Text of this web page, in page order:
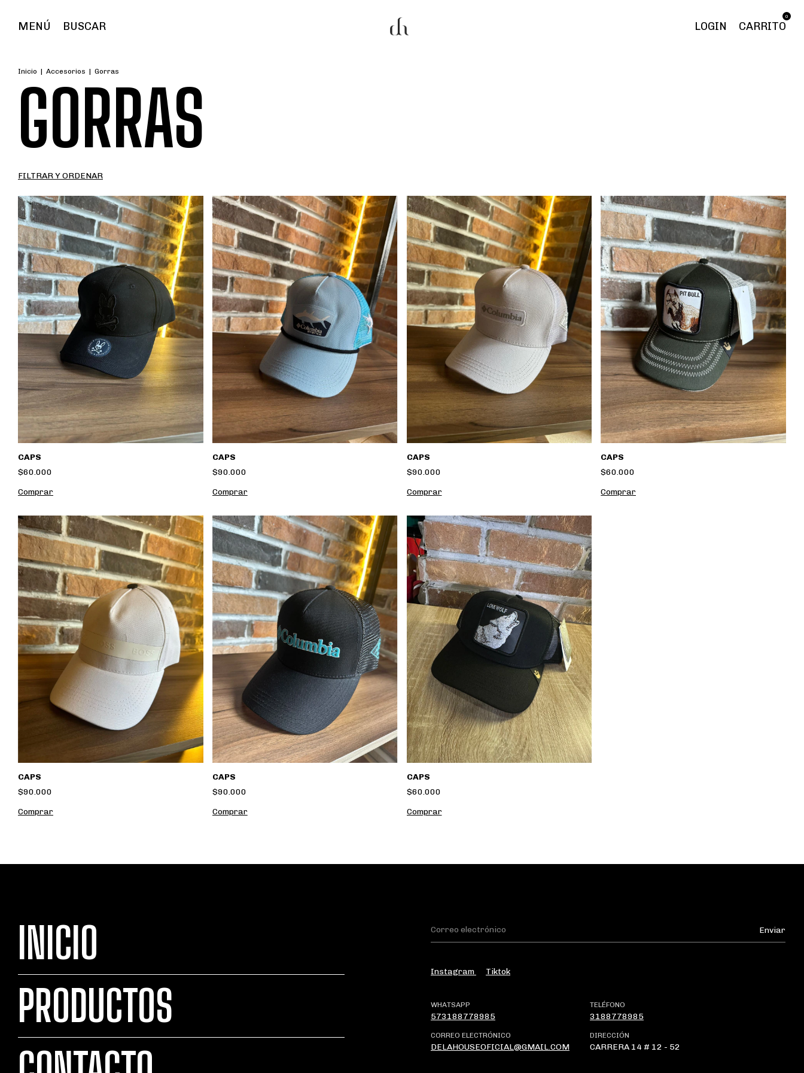
MENÚ BUSCAR LOGIN CARRITO
0
Inicio | Accesorios | Gorras
GORRAS
FILTRAR Y ORDENAR
CAPS
$60.000
CAPS
$90.000
CAPS
$90.000
CAPS
$60.000
CAPS
$90.000
CAPS
$90.000
CAPS
$60.000
INICIO
PRODUCTOS
Instagram Tiktok
WHATSAPP
573188778985
TELÉFONO
3188778985
CORREO ELECTRÓNICO
DELAHOUSEOFICIAL@GMAIL.COM
DIRECCIÓN
CARRERA 14 # 12 - 52